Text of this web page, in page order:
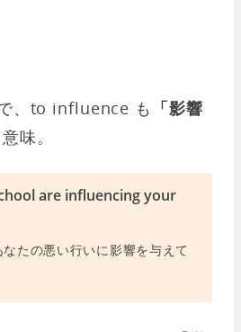
、to influence も 「影響
味。
are influencing your
なたの悪い行いに影響を与えて